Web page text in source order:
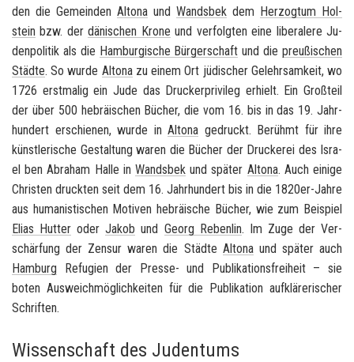
den die Ge­mein­den Al­to­na und Wands­bek dem Her­zog­tum Hol­
stein bzw. derdä­ni­schen Krone und ver­folg­ten eine li­be­ra­le­re Ju­
den­po­li­tik als die Ham­bur­gi­sche Bür­ger­schaft und diepreu­ßi­schen
Städ­te. So wurde Al­to­nazu einem Ort jü­di­scher Ge­lehr­sam­keit, wo
1726 erst­ma­lig ein Jude das Dru­cker­pri­vi­leg er­hielt. Ein Groß­teil
der über 500 he­bräi­schen Bü­cher, die vom 16. bis in das 19. Jahr­
hun­dert er­schie­nen, wurde in Al­to­na ge­druckt. Be­rühmt für ihre
künst­le­ri­sche Ge­stal­tung waren die Bü­cher der Dru­cke­rei des Is­ra­
el ben Abra­ham Halle in Wands­bek und spä­ter Al­to­na. Auch ei­ni­ge
Chris­ten druck­ten seit dem 16. Jahr­hun­dert bis in die 1820er-​Jahre
aus hu­ma­nis­ti­schen Mo­ti­ven he­bräi­sche Bü­cher, wie zum Bei­spiel
Elias Hut­ter oderJakob und Georg Re­ben­lin. Im Zuge der Ver­
schär­fung der Zen­sur waren die Städ­te Al­to­naund spä­ter auch
Ham­burg Re­fu­gi­en der Presse-​ und Pu­bli­ka­ti­ons­frei­heit – sie
boten Aus­weich­mög­lich­kei­ten für die Pu­bli­ka­ti­on auf­klä­re­ri­scher
Schrif­ten.
Wissenschaft des Judentums